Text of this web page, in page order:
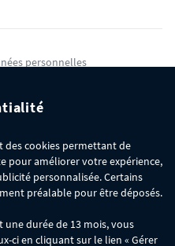
personnelles
cookies
avec le code BIKINI30
des cookies permettant de
pour améliorer votre expérience,
personnalisée. Certains
préalable pour être déposés.
une durée de 13 mois, vous
ci en cliquant sur le lien « Gérer